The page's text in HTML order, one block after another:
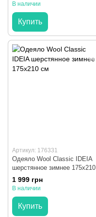
В наличии
Купить
Артикул: 176331
Одеяло Wool Classic IDEIA
шерстянное зимнее 175x210
см
1 999 грн
В наличии
Купить